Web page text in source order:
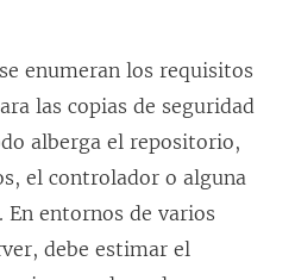
enumeran los requisitos
las copias de seguridad
alberga el repositorio,
el controlador o alguna
En entornos de varios
debe estimar el